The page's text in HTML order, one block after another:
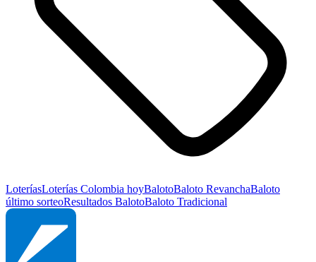
LoteríasLoterías Colombia hoyBalotoBaloto RevanchaBaloto
último sorteoResultados BalotoBaloto Tradicional